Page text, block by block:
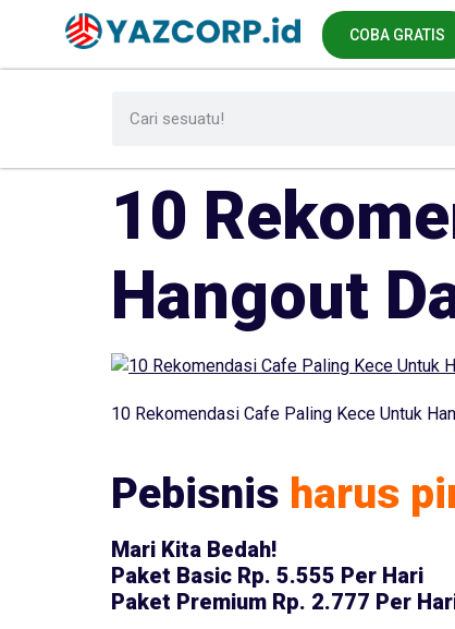
COBA GRATIS
10
Hangout
10 Rekomendasi Cafe Paling Kece Untuk
Pebisnis harus
Mari Kita Bedah!
Paket Basic Rp. 5.555 Per Hari
Paket Premium Rp. 2.777 Per